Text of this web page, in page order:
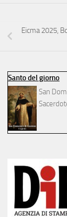
Eicma 2025,
Santo del giorno
San